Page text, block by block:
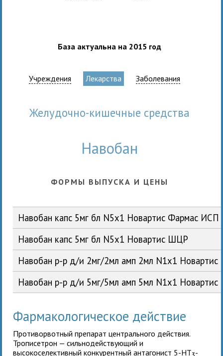
База актуальна на 2015 год
Учреждения Лекарства Заболевания
Желудочно-кишечные средства
Навобан
ФОРМЫ ВЫПУСКА И ЦЕНЫ
Навобан капс 5мг бл N5x1 Новартис Фармас ИСП
Навобан капс 5мг бл N5x1 Новартис ШЦР
Навобан р-р д/и 2мг/2мл амп 2мл N1x1
Навобан р-р д/и 5мг/5мл амп 5мл N1x1
Фармакологическое действие
Противорвотный препарат центрального действия.
Трописетрон — сильнодействующий и
высокоселективный конкурентный антагонист 5-НТ -